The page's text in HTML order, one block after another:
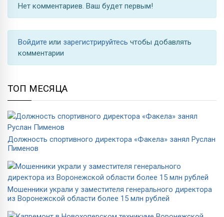
Нет комментариев. Ваш будет первым!
Войдите или зарегистрируйтесь чтобы добавлять
комментарии
ТОП МЕСЯЦА
Должность спортивного директора «Факела» занял Руслан
Пименов
Мошенники украли у заместителя генерального директора
из Воронежской области более 15 млн рублей